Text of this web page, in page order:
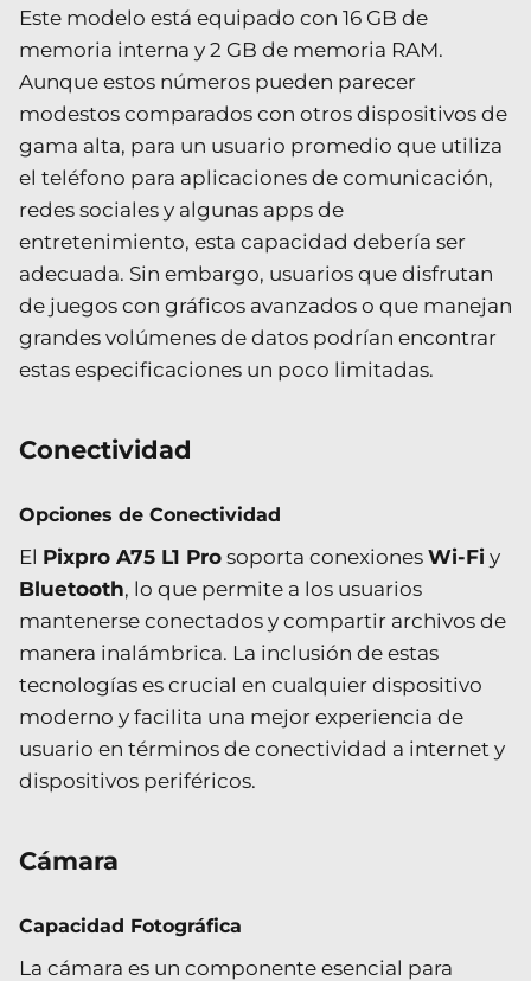
Este modelo está equipado con 16 GB de
memoria interna y 2 GB de memoria RAM.
Aunque estos números pueden parecer
modestos comparados con otros dispositivos de
gama alta, para un usuario promedio que utiliza
el teléfono para aplicaciones de comunicación,
redes sociales y algunas apps de
entretenimiento, esta capacidad debería ser
adecuada. Sin embargo, usuarios que disfrutan
de juegos con gráficos avanzados o que manejan
grandes volúmenes de datos podrían encontrar
estas especificaciones un poco limitadas.
Conectividad
Opciones de Conectividad
El Pixpro A75 L1 Pro soporta conexiones Wi-Fi y
Bluetooth, lo que permite a los usuarios
mantenerse conectados y compartir archivos de
manera inalámbrica. La inclusión de estas
tecnologías es crucial en cualquier dispositivo
moderno y facilita una mejor experiencia de
usuario en términos de conectividad a internet y
dispositivos periféricos.
Cámara
Capacidad Fotográfica
La cámara es un componente esencial para